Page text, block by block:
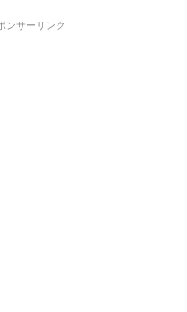
ンサーリンク